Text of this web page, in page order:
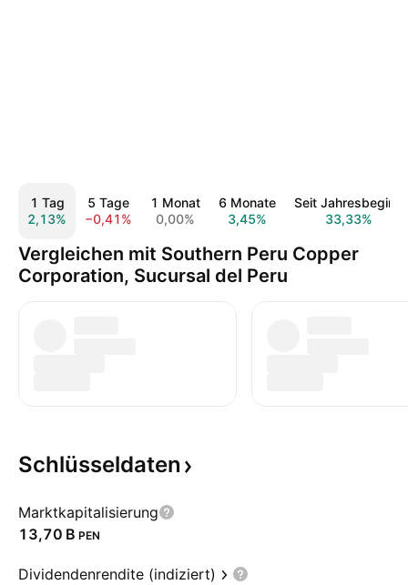
1 Tag
2,13%
5 Tage
−0,41%
1 Monat
0,00%
6 Monate
3,45%
Seit Jahresbeginn
33,33%
Vergleichen mit Southern Peru Copper
Corporation, Sucursal del Peru
Schlüsseldaten
Marktkapitalisierung
‪13,70 B‬ PEN
Dividendenrendite (indiziert)